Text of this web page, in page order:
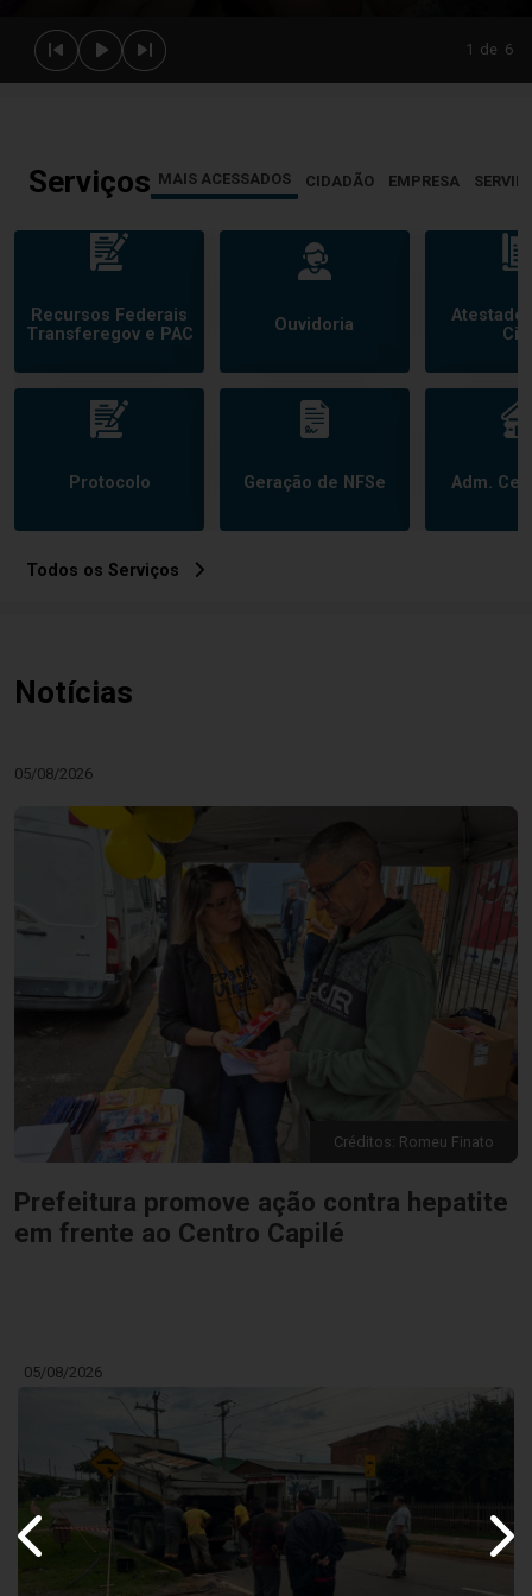
1 de 6
Serviços MAIS ACESSADOS CIDADÃO EMPRESA
Recursos Federais
Transferegov e PAC
Protocolo
Ouvidoria
Geração de NFSe
Atestado
Adm.
Todos os Serviços
Notícias
05/08/2026
Créditos: Romeu Finato
Prefeitura promove ação contra hepatite
em frente ao Centro Capilé
05/08/2026